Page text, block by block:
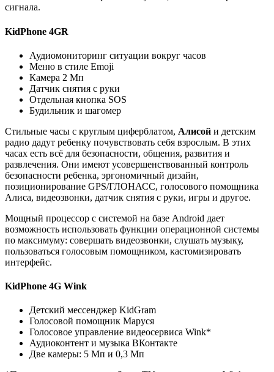
сигнала.
KidPhone 4GR
Аудиомониторинг ситуации вокруг часов
Меню в стиле Emoji
Камера 2 Мп
Датчик снятия с руки
Отдельная кнопка SOS
Будильник и шагомер
Стильные часы с круглым циферблатом, Алисой и детским
радио дадут ребенку почувствовать себя взрослым. В этих
часах есть всё для безопасности, общения, развития и
развлечения. Они имеют усовершенствованный контроль
безопасности ребенка, эргономичный дизайн,
позиционирование GPS/ГЛОНАСС, голосового помощника
Алиса, видеозвонки, датчик снятия с руки, игры и другое.
Мощный процессор с системой на базе Android дает
возможность использовать функции операционной системы
по максимуму: совершать видеозвонки, слушать музыку,
пользоваться голосовым помощником, кастомизировать
интерфейс.
KidPhone 4G Wink
Детский мессенджер KidGram
Голосовой помощник Маруся
Голосовое управление видеосервиса Wink*
Аудиоконтент и музыка ВКонтакте
Две камеры: 5 Мп и 0,3 Мп